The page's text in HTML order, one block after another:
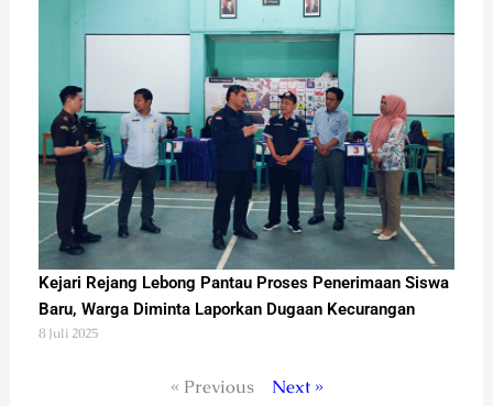
Kejari Rejang Lebong Pantau Proses Penerimaan Siswa
Baru, Warga Diminta Laporkan Dugaan Kecurangan
8 Juli 2025
« Previous Next »